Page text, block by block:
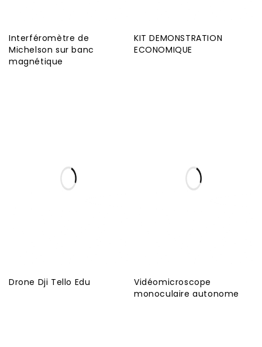
Interféromètre de
Michelson sur banc
magnétique
KIT DEMONSTRATION
ECONOMIQUE
Drone Dji Tello Edu
Vidéomicroscope
monoculaire autonome